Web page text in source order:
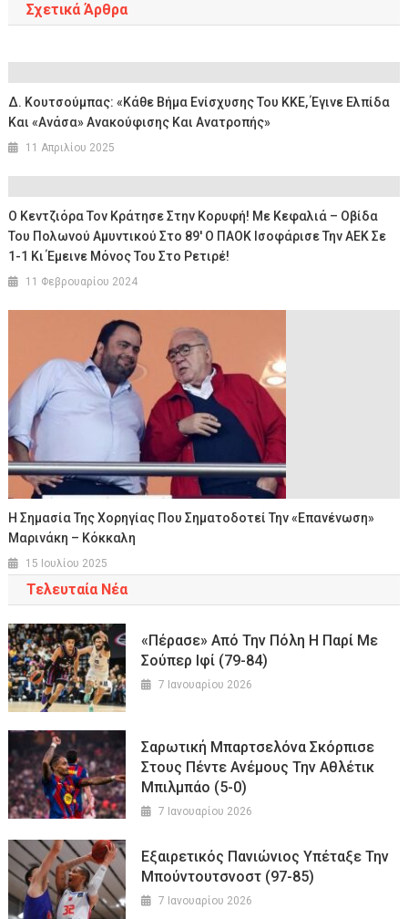
Σχετικά Άρθρα
Δ. Κουτσούμπας: «Κάθε Βήμα Ενίσχυσης Του ΚΚΕ, Έγινε Ελπίδα
Και «ανάσα» Ανακούφισης Και Ανατροπής»
11 Απριλίου 2025
Ο Κεντζιόρα Τον Κράτησε Στην Κορυφή! Με Κεφαλιά – Οβίδα
Του Πολωνού Αμυντικού Στο 89′ Ο ΠΑΟΚ Ισοφάρισε Την ΑΕΚ Σε
1-1 Κι Έμεινε Μόνος Του Στο Ρετιρέ!
11 Φεβρουαρίου 2024
Η Σημασία Της Χορηγίας Που Σηματοδοτεί Την «επανένωση»
Μαρινάκη – Κόκκαλη
15 Ιουλίου 2025
Τελευταία Νέα
«Πέρασε» Από Την Πόλη Η Παρί Με
Σούπερ Ιφί (79-84)
7 Ιανουαρίου 2026
Σαρωτική Μπαρτσελόνα Σκόρπισε
Στους Πέντε Ανέμους Την Αθλέτικ
Μπιλμπάο (5-0)
7 Ιανουαρίου 2026
Εξαιρετικός Πανιώνιος Υπέταξε Την
Μπούντουτσνοστ (97-85)
7 Ιανουαρίου 2026